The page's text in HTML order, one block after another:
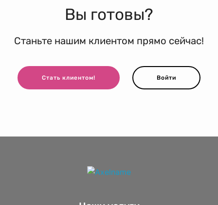
Вы готовы?
Станьте нашим клиентом прямо сейчас!
Стать клиентом! Войти